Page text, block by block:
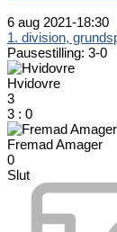
6 aug 2021-18:30
1. division,
Pausestilling: 3-0
Hvidovre
3
3 : 0
Fremad Amager
0
Slut